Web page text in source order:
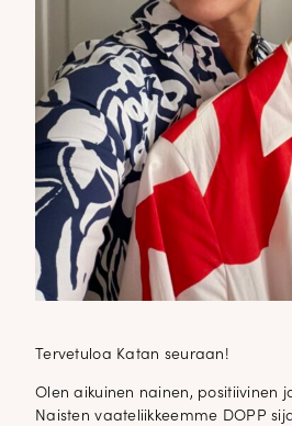
Tervetuloa Katan seuraan!
Olen aikuinen nainen, positiivinen
Naisten vaateliikkeemme DOPP